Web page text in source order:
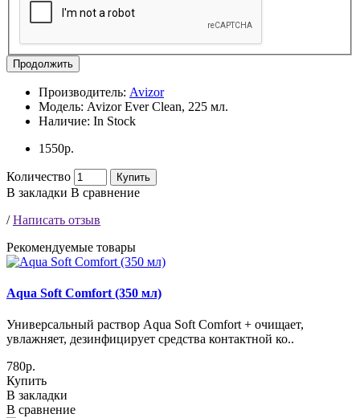
Продолжить
Производитель: Avizor
Модель: Avizor Ever Clean, 225 мл.
Наличие: In Stock
1550р.
Количество Купить
В закладки В сравнение
/Написать отзыв
Рекомендуемые товары
Aqua Soft Comfort (350 мл)
Универсальный раствор Aqua Soft Comfort + очищает,
увлажняет, дезинфицирует средства контактной ко..
780р.
Купить
В закладки
В сравнение